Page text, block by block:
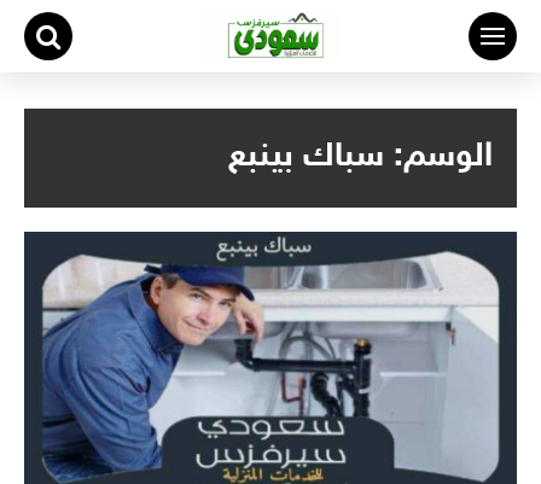
التجاوز
المحتوى
الوسم: سباك بينبع